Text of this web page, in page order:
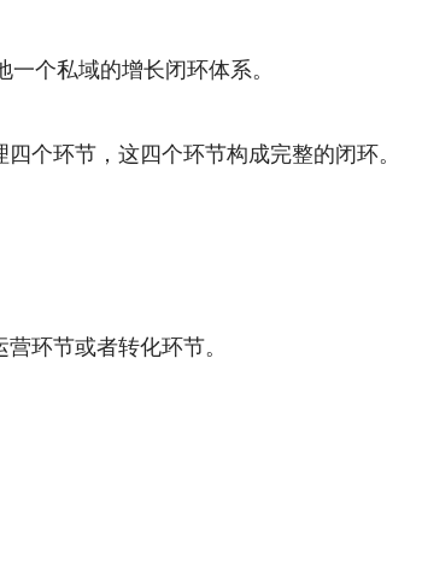
个私域的增长闭环体系。
个环节，这四个环节构成完整的闭环。
环节或者转化环节。